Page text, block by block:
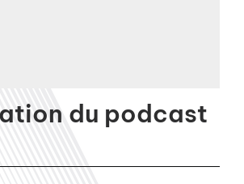
du podcast